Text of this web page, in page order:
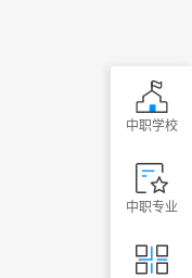
中职学校
中职专业